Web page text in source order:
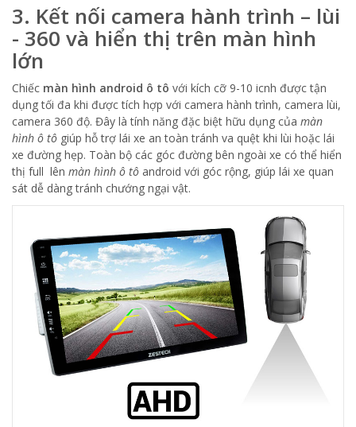
3. Kết nối camera hành trình – lùi
- 360 và hiển thị trên màn hình
lớn
Chiếc màn hình android ô tô với kích cỡ 9-10 icnh được tận
dụng tối đa khi được tích hợp với camera hành trình, camera lùi,
camera 360 độ. Đây là tính năng đặc biệt hữu dụng của màn
hình ô tô giúp hỗ trợ lái xe an toàn tránh va quệt khi lùi hoặc lái
xe đường hẹp. Toàn bộ các góc đường bên ngoài xe có thể hiển
thị full lên màn hình ô tô android với góc rộng, giúp lái xe quan
sát dễ dàng tránh chướng ngại vật.